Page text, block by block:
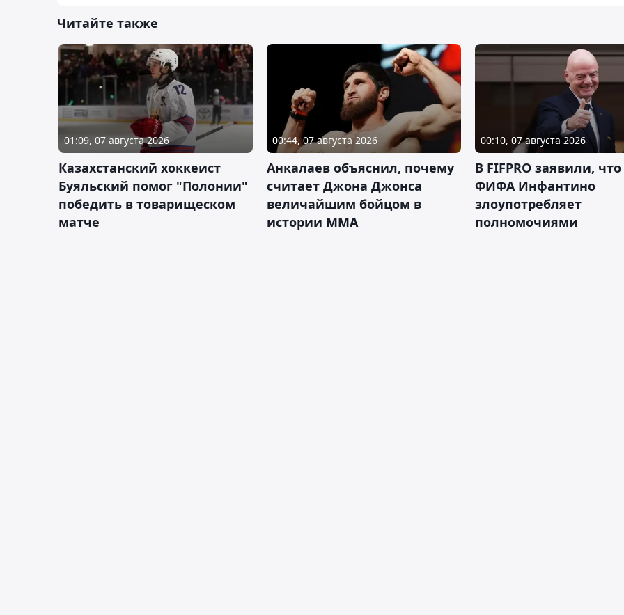
Читайте также
01:09, 07 августа 2026
Казахстанский хоккеист
Буяльский помог "Полонии"
победить в товарищеском
матче
00:44, 07 августа 2026
Анкалаев объяснил, почему
считает Джона Джонса
величайшим бойцом в
истории ММА
00:10, 07 августа 2026
В FIFPRO заявили,
ФИФА Инфантино
злоупотребляет
полномочиями